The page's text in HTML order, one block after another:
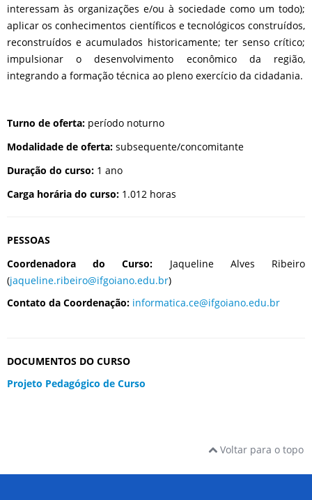
interessam às organizações e/ou à sociedade como um todo);
aplicar os conhecimentos científicos e tecnológicos construídos,
reconstruídos e acumulados historicamente; ter senso crítico;
impulsionar o desenvolvimento econômico da região,
integrando a formação técnica ao pleno exercício da cidadania.
Turno de oferta: período noturno
Modalidade de oferta: subsequente/concomitante
Duração do curso: 1 ano
Carga horária do curso: 1.012 horas
PESSOAS
Coordenadora do Curso: Jaqueline Alves Ribeiro
(jaqueline.ribeiro@ifgoiano.edu.br)
Contato da Coordenação: informatica.ce@ifgoiano.edu.br
DOCUMENTOS DO CURSO
Projeto Pedagógico de Curso
Voltar para o topo